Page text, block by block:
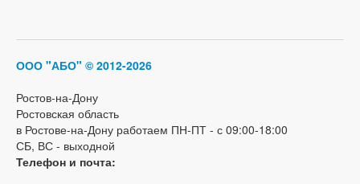
ООО "АБО" © 2012-2026
Ростов-на-Дону
Ростовская область
в Ростове-на-Дону работаем ПН-ПТ - с 09:00-18:00
СБ, ВС - выходной
Телефон и почта: